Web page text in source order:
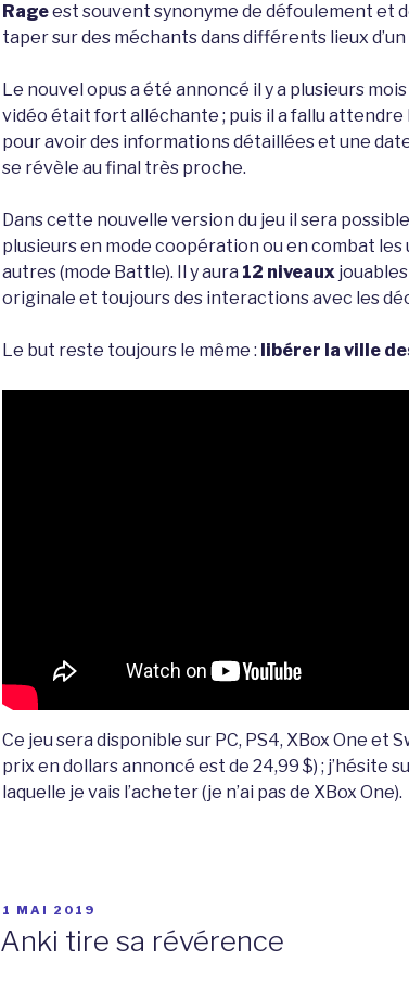
Rageest souvent synonyme de défoulement et
taper sur des méchants dans différents lieux d’un
Le nouvel opus a été annoncé il y a plusieurs
vidéo était fort alléchante ; puis il a fallu attendre
pour avoir des informations détaillées et une
se révèle au final très proche.
Dans cette nouvelle version du jeu il sera
plusieurs en mode coopération ou en combat les
autres (mode Battle). Il y aura 12 niveaux
originale et toujours des interactions avec les
Le but reste toujours le même : libérer la ville
Ce jeu sera disponible sur PC, PS4, XBox One et
prix en dollars annoncé est de 24,99 $) ; j’hésite
laquelle je vais l’acheter (je n’ai pas de XBox One).
PUBLIÉ
1 MAI 2019
Anki tire sa révérence